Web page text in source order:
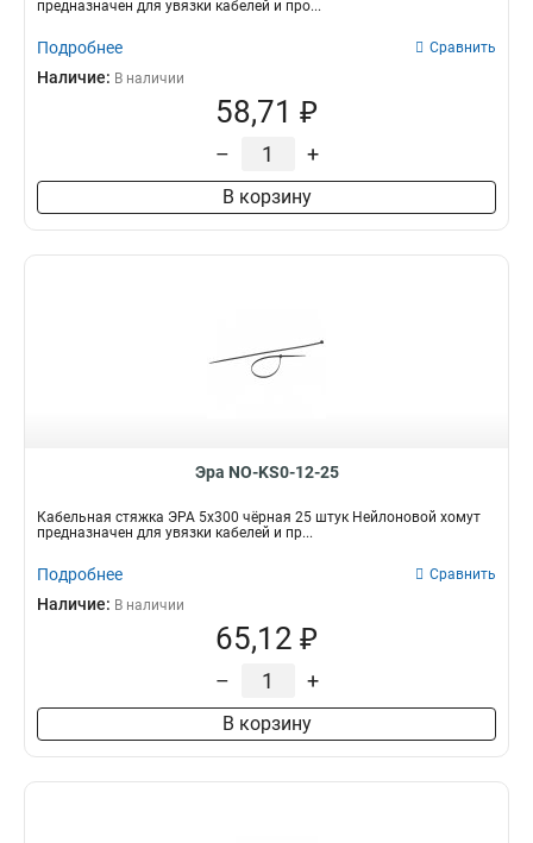
предназначен для увязки кабелей и про...
Подробнее Сравнить
Наличие: В наличии
58,71 ₽
– +
В корзину
Эра NO-KS0-12-25
Кабельная стяжка ЭРА 5x300 чёрная 25 штук Нейлоновой хомут
предназначен для увязки кабелей и пр...
Подробнее Сравнить
Наличие: В наличии
65,12 ₽
– +
В корзину